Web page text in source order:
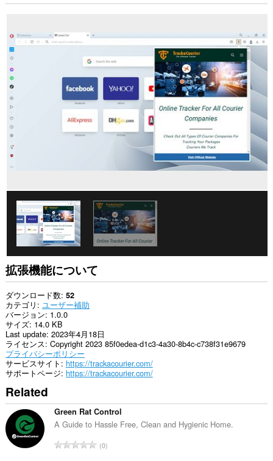
拡張機能について
ダウンロード数 52
カテゴリ ユーザー補助
バージョン 1.0.0
サイズ 14.0 KB
Last update 2023年4月18日
ライセンス Copyright 2023 85f0edea-d1c3-4a30-8b4c-c738f31e9679
プライバシーポリシー
サービスサイト https://trackacourier.com/
サポートページ https://trackacourier.com/
Related
Green Rat Control
A Guide to Hassle Free, Clean and Hygienic Home.
評
0